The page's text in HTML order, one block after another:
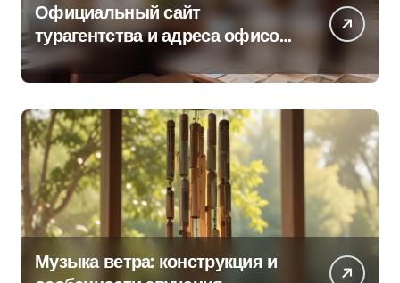
Официальный сайт
турагентства и адреса офисов
продаж по регионам
Музыка ветра: конструкция и